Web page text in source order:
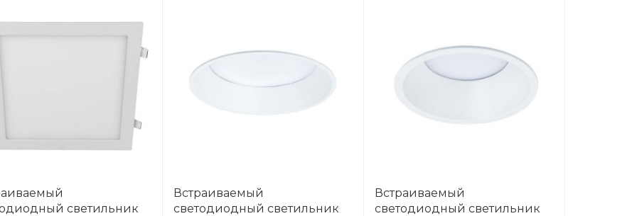
светильник
Встраиваемый
светодиодный светильник
Встраиваемый
светодиодный светильник